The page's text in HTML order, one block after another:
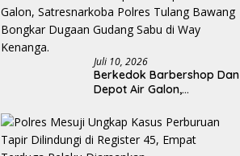
Di bekuk Saat Berusaha
Buang Barang Bukti.
Juli 10, 2026
Berkedok Barbershop Dan
Depot Air Galon,
Tulang Bawang Bongkar
Dugaan Gudang Sabu di
Way Kenanga.